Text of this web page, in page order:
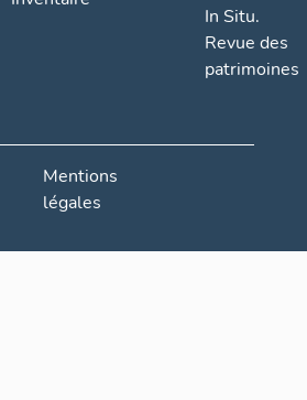
In Situ.
Revue des
patrimoines
Mentions
légales